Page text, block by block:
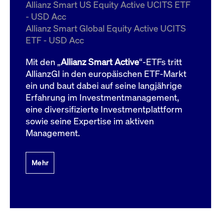
Allianz Smart US Equity Active UCITS ETF
- USD Acc
Allianz Smart Global Equity Active UCITS
ETF - USD Acc
Mit den „Allianz Smart Active“-ETFs tritt
AllianzGI in den europäischen ETF-Markt
ein und baut dabei auf seine langjährige
Erfahrung im Investmentmanagement,
eine diversifizierte Investmentplattform
sowie seine Expertise im aktiven
Management.
Mehr
ApplicationGatewayAffinityCORS
boerse.com
Domain
bis